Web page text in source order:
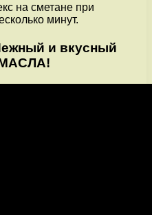
на сметане при
минут.
и вкусный
МАСЛА!